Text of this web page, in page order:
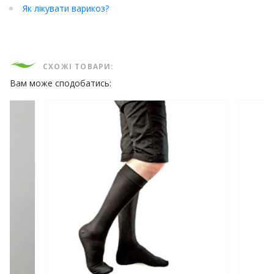
Як лікувати варикоз?
СХОЖІ ТОВАРИ:
Вам може сподобатись: